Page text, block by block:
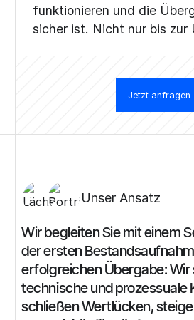
funktionieren und die
sicher ist. Nicht nur bis zur
Jetzt anfragen
Unser Ansatz
WirbegleitenSiemiteinem
derersten
erfolgreichen Übergabe:Wir
technischeundprozessuale
schließenWertlücken,